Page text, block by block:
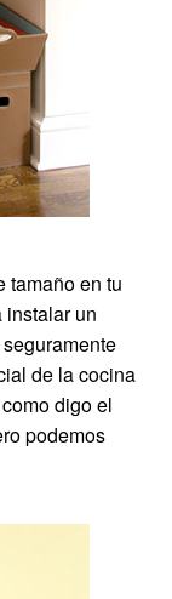
tamaño en tu
instalar un
de la cocina
digo el
podemos